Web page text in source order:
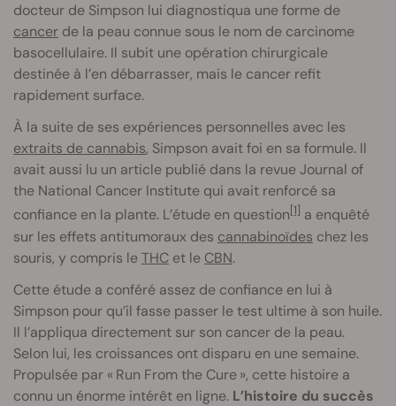
docteur de Simpson lui diagnostiqua une forme de
cancer de la peau connue sous le nom de carcinome
basocellulaire. Il subit une opération chirurgicale
destinée à l’en débarrasser, mais le cancer refit
rapidement surface.
À la suite de ses expériences personnelles avec les
extraits de cannabis, Simpson avait foi en sa formule. Il
avait aussi lu un article publié dans la revue Journal of
the National Cancer Institute qui avait renforcé sa
confiance en la plante. L’étude en question[1] a enquêté
sur les effets antitumoraux des cannabinoïdes chez les
souris, y compris leTHC et le CBN.
Cette étude a conféré assez de confiance en lui à
Simpson pour qu’il fasse passer le test ultime à son huile.
Il l’appliqua directement sur son cancer de la peau.
Selon lui, les croissances ont disparu en une semaine.
Propulsée par « Run From the Cure », cette histoire a
connu un énorme intérêt en ligne. L’histoire du succès